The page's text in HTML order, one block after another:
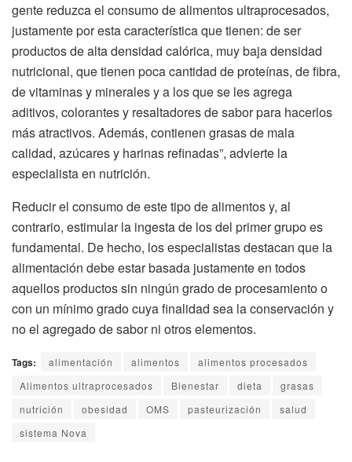
gente reduzca el consumo de alimentos ultraprocesados,
justamente por esta característica que tienen: de ser
productos de alta densidad calórica, muy baja densidad
nutricional, que tienen poca cantidad de proteínas, de fibra,
de vitaminas y minerales y a los que se les agrega
aditivos, colorantes y resaltadores de sabor para hacerlos
más atractivos. Además, contienen grasas de mala
calidad, azúcares y harinas refinadas”, advierte la
especialista en nutrición.
Reducir el consumo de este tipo de alimentos y, al
contrario, estimular la ingesta de los del primer grupo es
fundamental. De hecho, los especialistas destacan que la
alimentación debe estar basada justamente en todos
aquellos productos sin ningún grado de procesamiento o
con un mínimo grado cuya finalidad sea la conservación y
no el agregado de sabor ni otros elementos.
Tags: alimentación alimentos
alimentos procesados
Alimentos ultraprocesados
Bienestar dieta
grasas
nutrición
obesidad OMS pasteurización
salud
sistema Nova